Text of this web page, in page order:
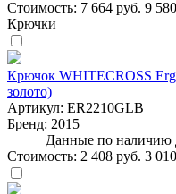
Стоимость: 7 664 руб. 9
Крючки
Крючок WHITECROSS
золото)
Артикул: ER2210GLB
Бренд: 2015
Данные по наличию
Стоимость: 2 408 руб. 3